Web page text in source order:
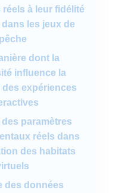
à leur fidélité
les jeux de
pêche
dont la
influence la
expériences
paramètres
réels dans
des habitats
des données